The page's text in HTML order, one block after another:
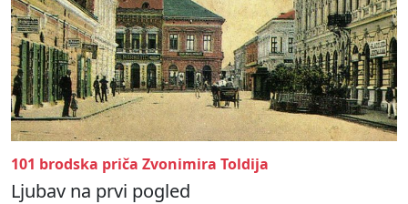
101 brodska priča Zvonimira Toldija
Ljubav na prvi pogled